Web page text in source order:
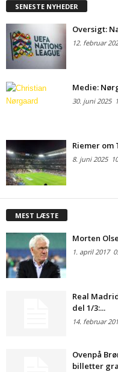
SENESTE NYHEDER
Oversigt:
12. februar
Medie:
30. juni 2025
Riemer om
8. juni 2025
MEST LÆSTE
Morten
1. april 2017
Real
del 1/3:...
14. februar
Ovenpå
billetter